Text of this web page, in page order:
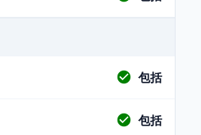
包括
包括